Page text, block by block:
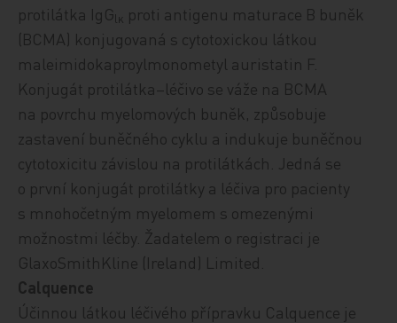
protilátka IgGlκ proti antigenu maturace B buněk
(BCMA) konjugovaná s cytotoxickou látkou
maleimidokaproylmonometyl auristatin F.
Konjugát protilátka–léčivo se váže na BCMA
na povrchu myelomových buněk, způsobuje
zastavení buněčného cyklu a indukuje buněčnou
cytotoxicitu závislou na protilátkách. Jedná se
o první konjugát protilátky a léčiva pro pacienty
s mnohočetným myelomem s omezenými
možnostmi léčby. Žadatelem o registraci je
GlaxoSmithKline (Ireland) Limited.
Calquence
Účinnou látkou léčivého přípravku Calquence je